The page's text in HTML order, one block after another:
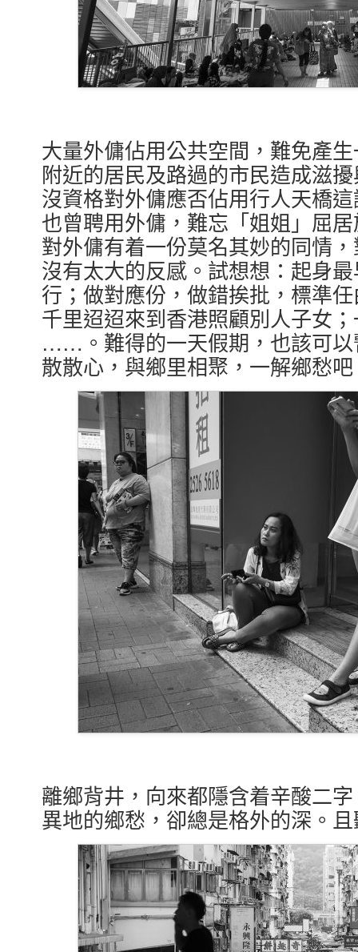
大量外傭佔用公共空間，難免產
附近的居民及路過的市民造成滋
沒資格對外傭應否佔用行人天橋
也曾聘用外傭，難忘「姐姐」屈
對外傭有着一份莫名其妙的同情
沒有太大的反感。試想想：起身
行；做對應份，做錯挨批，標準
千里迢迢來到香港照顧別人子女
……。難得的一天假期，也該可以
散散心，與鄉里相聚，一解鄉愁
離鄉背井，向來都隱含着辛酸二
異地的鄉愁，卻總是格外的深。